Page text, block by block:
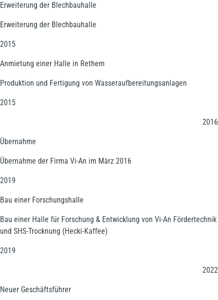
Erweiterung der Blechbauhalle
Erweiterung der Blechbauhalle
2015
Anmietung einer Halle in Rethem
Produktion und Fertigung von Wasseraufbereitungsanlagen
2015
2016
Übernahme
Übernahme der Firma Vi-An im März 2016
2019
Bau einer Forschungshalle
Bau einer Halle für Forschung & Entwicklung von Vi-An Fördertechnik
und SHS-Trocknung (Hecki-Kaffee)
2019
2022
Neuer Geschäftsführer